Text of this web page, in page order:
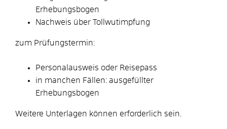
Erhebungsbogen
Nachweis über Tollwutimpfung
zum Prüfungstermin:
Personalausweis oder Reisepass
in manchen Fällen: ausgefüllter
Erhebungsbogen
Weitere Unterlagen können erforderlich sein.